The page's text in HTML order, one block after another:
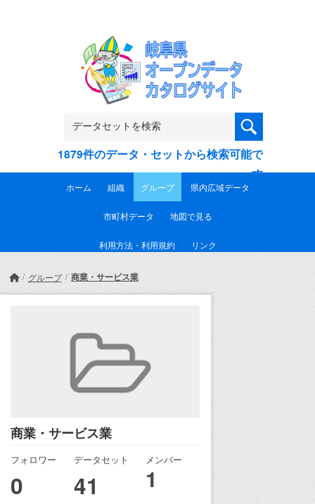
1879件のデータ・セットから検索可能で
す
ホーム 組織 グループ 県内広域データ
市町村データ 地図で見る
利用方法・利用規約 リンク
グループ 商業・サービス業
商業・サービス業
フォロワー
0
データセット
41
メンバー
1